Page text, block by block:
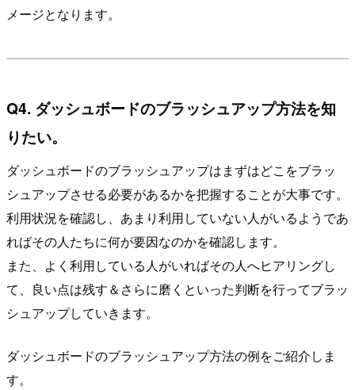
メージとなります。
Q4. ダッシュボードのブラッシュアップ方法を知
りたい。
ダッシュボードのブラッシュアップはまずはどこをブラッ
シュアップさせる必要があるかを把握することが大事です。
利用状況を確認し、あまり利用していない人がいるようであ
ればその人たちに何が要因なのかを確認します。
また、よく利用している人がいればその人へヒアリングし
て、良い点は残す＆さらに磨くといった判断を行ってブラッ
シュアップしていきます。
ダッシュボードのブラッシュアップ方法の例をご紹介しま
す。